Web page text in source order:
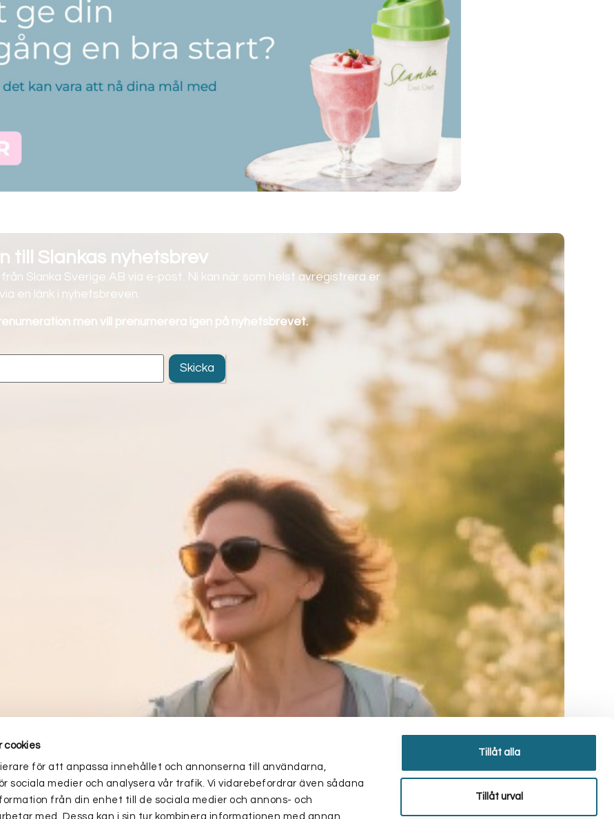
cookies
för att anpassa innehållet och annonserna till användarna,
sociala medier och analysera vår trafik. Vi vidarebefordrar även sådana
från din enhet till de sociala medier och annons- och
med. Dessa kan i sin tur kombinera informationen med annan
Tillåt alla
Tillåt urval
till Slankas nyhetsbrev
Slanka Sverige AB via e-post. Ni kan när som helst avregistrera er
via en länk i nyhetsbreven.
men vill prenumerera igen på nyhetsbrevet.